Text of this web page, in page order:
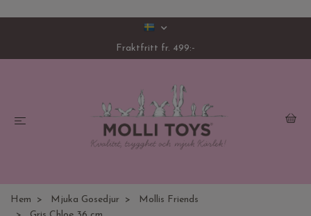
Fraktfritt fr. 499:-
Hem Mjuka Gosedjur
Mollis Friends